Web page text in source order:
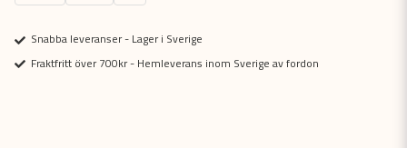
Snabba leveranser - Lager i Sverige
Fraktfritt över 700kr - Hemleverans inom Sverige av fordon